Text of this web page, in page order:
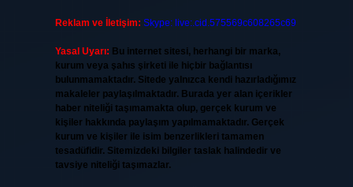
Reklam ve İletişim: Skype: live:.cid.575569c608265c69
Yasal Uyarı: Bu internet sitesi, herhangi bir marka,
kurum veya şahıs şirketi ile hiçbir bağlantısı
bulunmamaktadır. Sitede yalnızca kendi hazırladığımız
makaleler paylaşılmaktadır. Burada yer alan içerikler
haber niteliği taşımamakta olup, gerçek kurum ve
kişiler hakkında paylaşım yapılmamaktadır. Gerçek
kurum ve kişiler ile isim benzerlikleri tamamen
tesadüfidir. Sitemizdeki bilgiler taslak halindedir ve
tavsiye niteliği taşımazlar.